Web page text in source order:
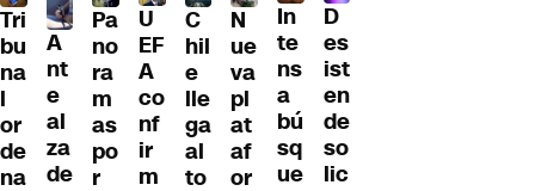
Tri
bu
na
l
or
de
na
A
nt
e
al
za
de
Pa
no
ra
m
as
po
r
U
EF
A
co
nf
ir
m
C
hil
e
lle
ga
al
to
N
ue
va
pl
at
af
or
In
te
ns
a
bú
sq
ue
D
es
ist
en
de
so
lic